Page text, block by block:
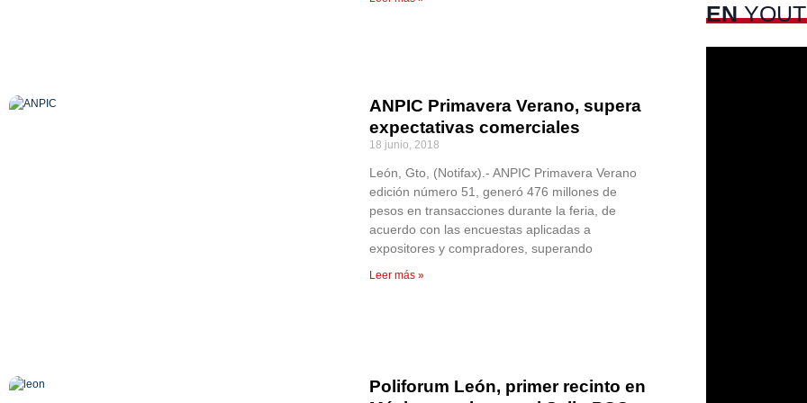
ANPIC Primavera Verano, supera
expectativas comerciales
18 junio, 2018
León, Gto, (Notifax).- ANPIC Primavera Verano
edición número 51, generó 476 millones de
pesos en transacciones durante la feria, de
acuerdo con las encuestas aplicadas a
expositores y compradores, superando
Leer más »
Poliforum León, primer recinto en
EN